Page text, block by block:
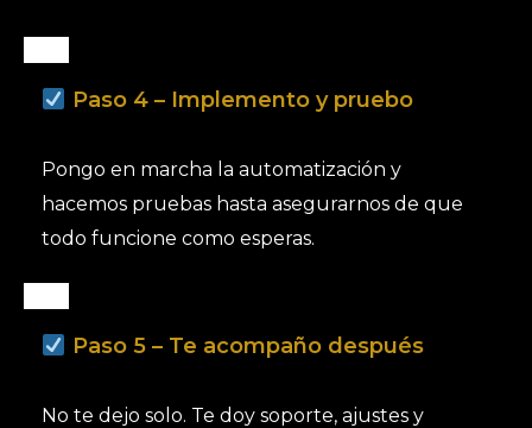
Paso 4 – Implemento y pruebo
Pongo en marcha la automatización y
hacemos pruebas hasta asegurarnos de que
todo funcione como esperas.
Paso 5 – Te acompaño después
No te dejo solo. Te doy soporte, ajustes y